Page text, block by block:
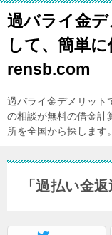
過バライ金
して、簡単
rensb.com
過バライ金デメリット
の相談が無料の借金計
所を全国から探します。
「過払い金